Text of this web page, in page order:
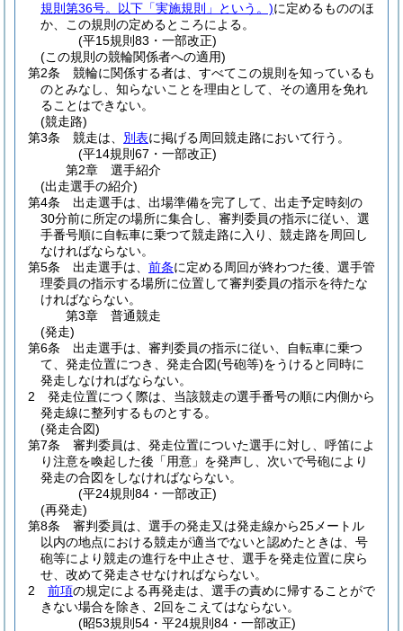
規則第36号。以下「実施規則」という。)に定めるもののほ
か、この規則の定めるところによる。
(平15規則83・一部改正)
(この規則の競輪関係者への適用)
第2条
競輪に関係する者は、すべてこの規則を知っているも
のとみなし、知らないことを理由として、その適用を免れ
ることはできない。
(競走路)
第3条
競走は、 別表に掲げる周回競走路において行う。
(平14規則67・一部改正)
第2章
選手紹介
(出走選手の紹介)
第4条
出走選手は、出場準備を完了して、出走予定時刻の
30分前に所定の場所に集合し、審判委員の指示に従い、選
手番号順に自転車に乗つて競走路に入り、競走路を周回し
なければならない。
第5条
出走選手は、 前条に定める周回が終わつた後、選手管
理委員の指示する場所に位置して審判委員の指示を待たな
ければならない。
第3章
普通競走
(発走)
第6条
出走選手は、審判委員の指示に従い、自転車に乗つ
て、発走位置につき、発走合図(号砲等)をうけると同時に
発走しなければならない。
2
発走位置につく際は、当該競走の選手番号の順に内側から
発走線に整列するものとする。
(発走合図)
第7条
審判委員は、発走位置についた選手に対し、呼笛によ
り注意を喚起した後「用意」を発声し、次いで号砲により
発走の合図をしなければならない。
(平24規則84・一部改正)
(再発走)
第8条
審判委員は、選手の発走又は発走線から25メートル
以内の地点における競走が適当でないと認めたときは、号
砲等により競走の進行を中止させ、選手を発走位置に戻ら
せ、改めて発走させなければならない。
2
前項の規定による再発走は、選手の責めに帰することがで
きない場合を除き、2回をこえてはならない。
(昭53規則54・平24規則84・一部改正)